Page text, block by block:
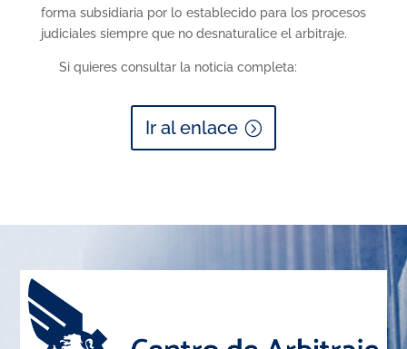
forma subsidiaria por lo establecido para los procesos
judiciales siempre que no desnaturalice el arbitraje.
Si quieres consultar la noticia completa:
Ir al enlace